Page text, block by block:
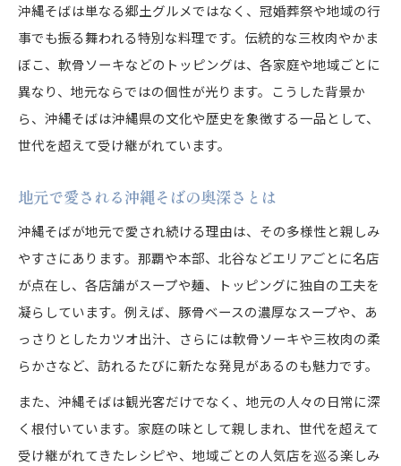
沖縄そばの製法と味への情熱を知る
もし沖縄そばの魅力を知るなら
沖縄そばの魅力を体感する方法とは
沖縄そばの奥深い魅力を徹底解説します
沖縄そばの魅力を知り地元の誇りを再発見
沖縄そばの魅力が日常に与える豊かさ
独自の製法が光る沖縄そば豆知識集
沖縄そばの製法と豆知識を徹底紹介
沖縄そばにまつわる驚きの豆知識特集
沖縄そばの独自製法が生む魅力の秘密
沖縄そばの作り方と伝統製法の違い
沖縄そばとソーキそばの違いを分かりやすく
沖縄そばは単なる郷土グルメではなく、冠婚葬祭や地域の行
事でも振る舞われる特別な料理です。伝統的な三枚肉やかま
ぼこ、軟骨ソーキなどのトッピングは、各家庭や地域ごとに
異なり、地元ならではの個性が光ります。こうした背景か
ら、沖縄そばは沖縄県の文化や歴史を象徴する一品として、
世代を超えて受け継がれています。
地元で愛される沖縄そばの奥深さとは
沖縄そばが地元で愛され続ける理由は、その多様性と親しみ
やすさにあります。那覇や本部、北谷などエリアごとに名店
が点在し、各店舗がスープや麺、トッピングに独自の工夫を
凝らしています。例えば、豚骨ベースの濃厚なスープや、あ
っさりとしたカツオ出汁、さらには軟骨ソーキや三枚肉の柔
らかさなど、訪れるたびに新たな発見があるのも魅力です。
また、沖縄そばは観光客だけでなく、地元の人々の日常に深
く根付いています。家庭の味として親しまれ、世代を超えて
受け継がれてきたレシピや、地域ごとの人気店を巡る楽しみ